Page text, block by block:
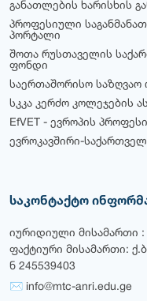
განათლების ხარისხის
პროფესიული
პორტალი
შოთა რუსთაველის
ფონდი
საერთაშორისო საზღვაო
სკკა კერძო კოლეჯების
EfVET - ევროპის
ევროკავშირი-
საკონტაქტო
იურიდიული მისამართი :
ფაქტიური მისამართი:
ნ 245539403
✉ info@mtc-anri.edu.ge